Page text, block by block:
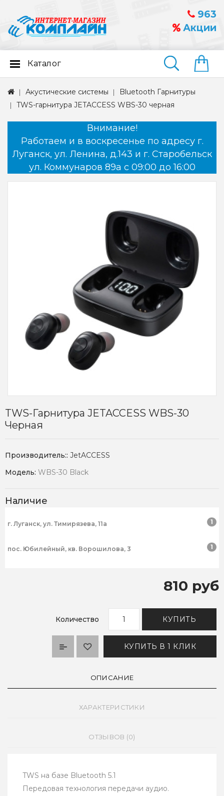
963
Акции
Найти
Каталог
Акустические системы
Bluetooth Гарнитуры
TWS-гарнитура JETACCESS WBS-30 черная
Внимание!
Работаем и в воскресенье по адресу г.
Луганск, ул. Ленина, д.143 и г. Старобельск
ул. Коммунаров 89а с 09:00 до 16:00
TWS-Гарнитура JETACCESS WBS-30
Черная
Производитель:: JetACCESS
Модель: WBS-30 Black
Наличие
г. Луганск, ул. Тимирязева, 11а 1
пос. Юбилейный, кв. Ворошилова, 3 1
810 руб
Количество КУПИТЬ
КУПИТЬ В 1 КЛИК
ОПИСАНИЕ
ХАРАКТЕРИСТИКИ
ОТЗЫВОВ (0)
TWS на базе Bluetooth 5.1
Передовая технология передачи аудио.